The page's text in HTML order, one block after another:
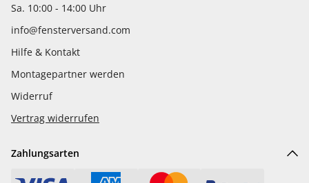
Sa. 10:00 - 14:00 Uhr
info@fensterversand.com
Hilfe & Kontakt
Montagepartner werden
Widerruf
Vertrag widerrufen
Zahlungsarten